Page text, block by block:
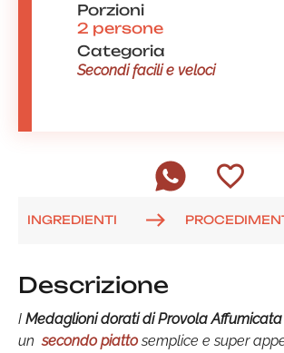
Porzioni
2 persone
Categoria
Secondi facili e veloci
INGREDIENTI
Descrizione
I Medaglioni dorati di Provola Affumicata
un secondo piattosemplice e super